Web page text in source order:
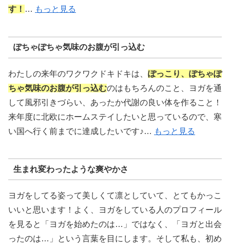
す！ … もっと見る
ぽちゃぽちゃ気味のお腹が引っ込む
わたしの来年のワクワクドキドキは、 ぽっこり、ぽちゃぽ
ちゃ気味のお腹が引っ込むのはもちろんのこと、ヨガを通
して風邪引きづらい、あったか代謝の良い体を作ること！
来年度に北欧にホームステイしたいと思っているので、寒
い国へ行く前までに達成したいです♪… もっと見る
生まれ変わったような爽やかさ
ヨガをしてる姿って美しくて凛としていて、とてもかっこ
いいと思います！よく、ヨガをしている人のプロフィール
を見ると「ヨガを始めたのは…」ではなく、「ヨガと出会
ったのは…」という言葉を目にします。そして私も、初め